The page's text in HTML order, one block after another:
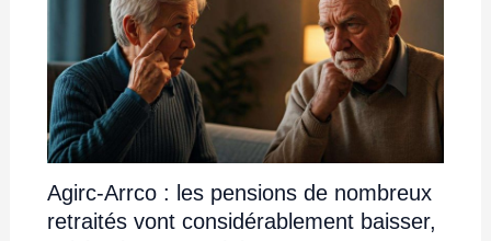
Agirc-Arrco : les pensions de nombreux
retraités vont considérablement baisser,